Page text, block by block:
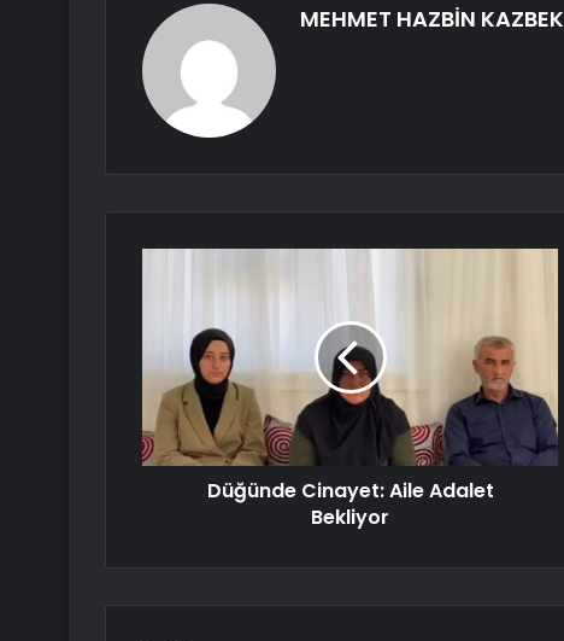
MEHMET HAZBİN KAZBEK
Düğünde Cinayet: Aile Adalet
Bekliyor